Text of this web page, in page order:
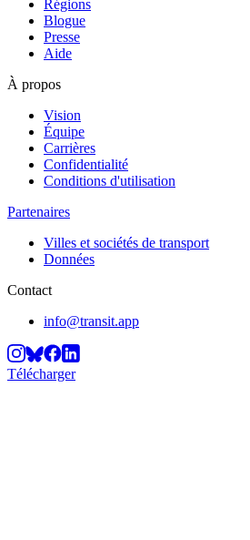
Régions
Blogue
Presse
Aide
À propos
Vision
Équipe
Carrières
Confidentialité
Conditions d'utilisation
Partenaires
Villes et sociétés de transport
Données
Contact
info@transit.app
Télécharger